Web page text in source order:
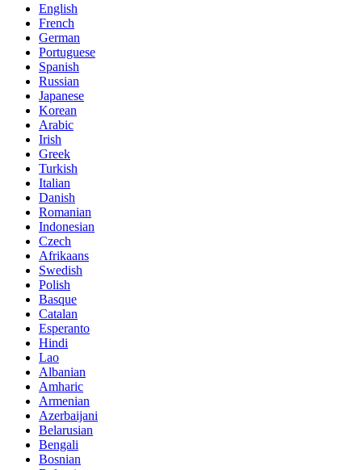
English
French
German
Portuguese
Spanish
Russian
Japanese
Korean
Arabic
Irish
Greek
Turkish
Italian
Danish
Romanian
Indonesian
Czech
Afrikaans
Swedish
Polish
Basque
Catalan
Esperanto
Hindi
Lao
Albanian
Amharic
Armenian
Azerbaijani
Belarusian
Bengali
Bosnian